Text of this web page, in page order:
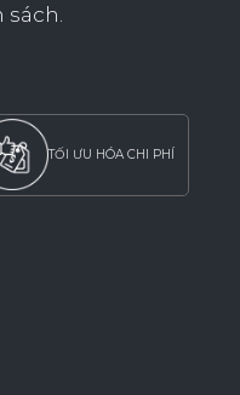
TỐI ƯU HÓA CHI PHÍ